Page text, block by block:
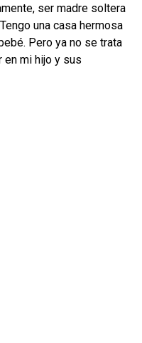
ser madre soltera
una casa hermosa
Pero ya no se trata
en mi hijo y sus